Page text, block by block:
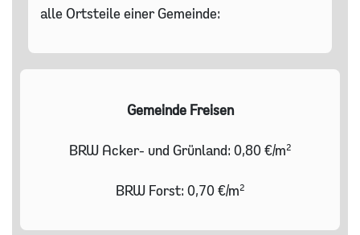
alle Ortsteile einer Gemeinde:
Gemeinde Freisen
BRW Acker- und Grünland: 0,80 €/m²
BRW Forst: 0,70 €/m²